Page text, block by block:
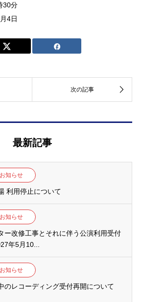
30分
4日
最新記事
お知らせ
利用停止について
お知らせ
ー改修工事とそれに伴う公演利用受付
年5月10...
お知らせ
のレコーディング受付再開について